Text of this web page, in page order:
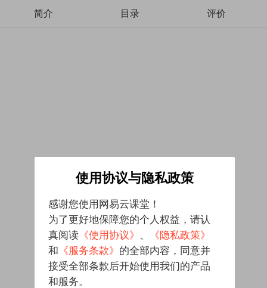
简介 目录 评价
使用协议与隐私政策
感谢您使用网易云课堂！
为了更好地保障您的个人权益，请认
真阅读 《使用协议》 、
《隐私政策》
和 《服务条款》 的全部内容，同意并
接受全部条款后开始使用我们的产品
和服务。